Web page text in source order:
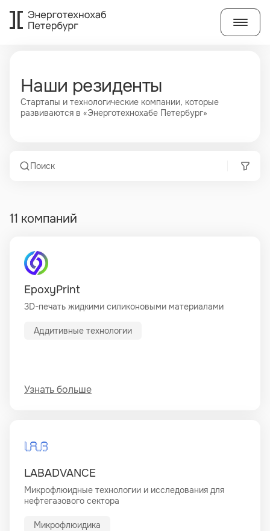
Наши резиденты
Стартапы и технологические компании, которые
развиваются в «Энерготехнохабе Петербург»
11 компаний
EpoxyPrint
3D-печать жидкими силиконовыми материалами
Аддитивные технологии
Узнать больше
LABADVANCE
Микрофлюидные технологии и исследования для
нефтегазового сектора
Микрофлюидика